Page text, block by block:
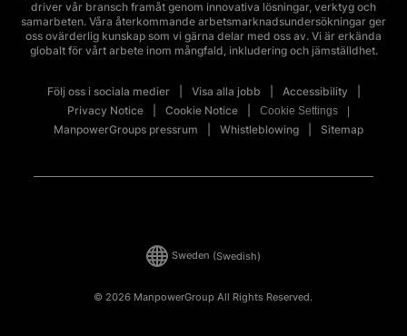
driver vår bransch framåt genom innovativa lösningar, verktyg och
samarbeten. Våra återkommande arbetsmarknadsundersökningar ger
oss ovärderlig kunskap som vi gärna delar med oss av. Vi är erkända
globalt för vårt arbete inom mångfald, inkludering och jämställdhet.
Följ oss i sociala medier Visa alla jobb
Accessibility
Privacy Notice
Cookie Notice Cookie Settings
ManpowerGroups pressrum Whistleblowing Sitemap
© 2026 ManpowerGroup All Rights Reserved.
Sweden (Swedish)